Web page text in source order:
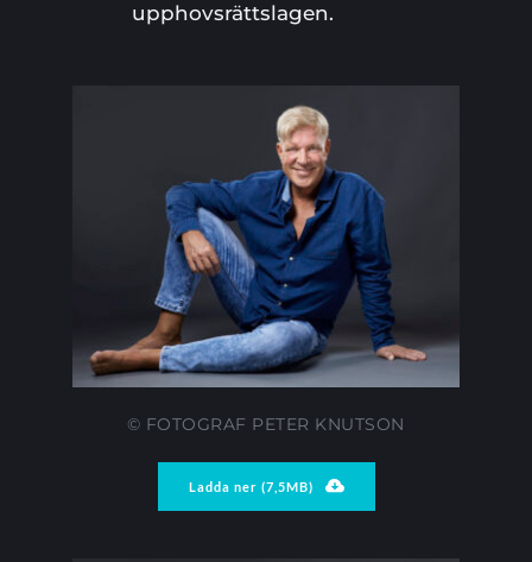
upphovsrättslagen.
© FOTOGRAF PETER KNUTSON
Ladda ner (7,5MB)